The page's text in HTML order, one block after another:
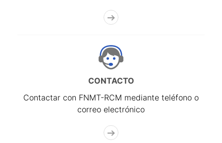
CONTACTO
Contactar con FNMT-RCM mediante teléfono o
correo electrónico